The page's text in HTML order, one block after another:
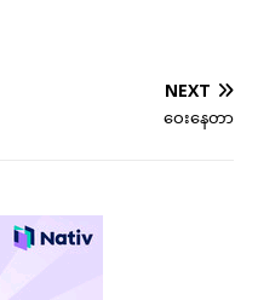
NEXT
ဝေးနေတာ